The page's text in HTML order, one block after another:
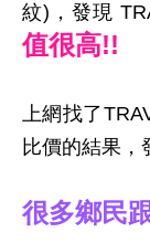
紋)，發現
值很高!!
上網找了
比價的結果，
很多鄉民